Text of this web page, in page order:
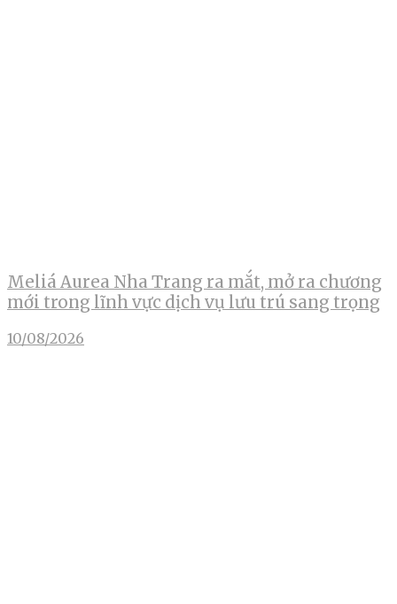
Meliá Aurea Nha Trang ra mắt, mở ra chương
mới trong lĩnh vực dịch vụ lưu trú sang trọng
10/08/2026